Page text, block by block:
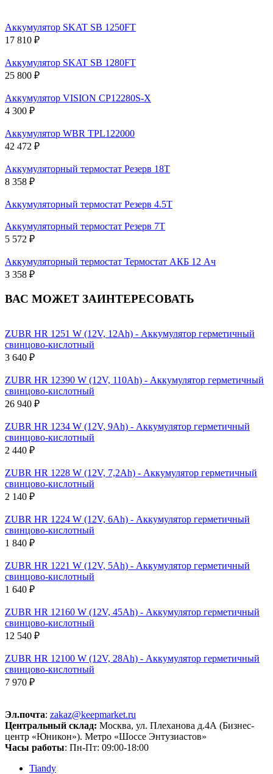
Аккумулятор SKAT SB 1250FT
17 810 ₽
Аккумулятор SKAT SB 1280FT
25 800 ₽
Аккумулятор VISION CP12280S-X
4 300 ₽
Аккумулятор WBR TPL122000
42 472 ₽
Аккумуляторный термостат Резерв 18Т
8 358 ₽
Аккумуляторный термостат Резерв 4.5Т
Аккумуляторный термостат Резерв 7Т
5 572 ₽
Аккумуляторный термостат Термостат АКБ 12 Ач
3 358 ₽
ВАС МОЖЕТ ЗАИНТЕРЕСОВАТЬ
ZUBR HR 1251 W (12V, 12Ah) - Аккумулятор герметичный
свинцово-кислотный
3 640 ₽
ZUBR HR 12390 W (12V, 110Ah) - Аккумулятор герметичный
свинцово-кислотный
26 940 ₽
ZUBR HR 1234 W (12V, 9Ah) - Аккумулятор герметичный
свинцово-кислотный
2 440 ₽
ZUBR HR 1228 W (12V, 7,2Ah) - Аккумулятор герметичный
свинцово-кислотный
2 140 ₽
ZUBR HR 1224 W (12V, 6Ah) - Аккумулятор герметичный
свинцово-кислотный
1 840 ₽
ZUBR HR 1221 W (12V, 5Ah) - Аккумулятор герметичный
свинцово-кислотный
1 640 ₽
ZUBR HR 12160 W (12V, 45Ah) - Аккумулятор герметичный
свинцово-кислотный
12 540 ₽
ZUBR HR 12100 W (12V, 28Ah) - Аккумулятор герметичный
свинцово-кислотный
7 970 ₽
Эл.почта: zakaz@keepmarket.ru
Центральный склад: Москва, ул. Плеханова д.4А (Бизнес-
центр «Юникон»). Метро «Шоссе Энтузиастов»
Часы работы: Пн-Пт: 09:00-18:00
Tiandy